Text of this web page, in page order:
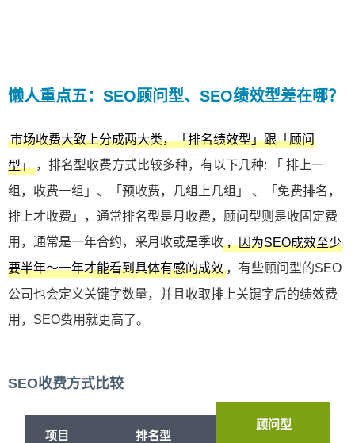
懒人重点五：SEO顾问型、SEO绩效型差在哪？
市场收费大致上分成两大类，「排名绩效型」跟「顾问
型」 ，排名型收费方式比较多种，有以下几种: 「 排上一
组，收费一组」、「预收费，几组上几组」 、「免费排名，
排上才收费」，通常排名型是月收费，顾问型则是收固定费
用，通常是一年合约，采月收或是季收，因为SEO成效至少
要半年～一年才能看到具体有感的成效 ，有些顾问型的SEO
公司也会定义关键字数量，并且收取排上关键字后的绩效费
用，SEO费用就更高了。
SEO收费方式比较
项目 排名型
顾问型